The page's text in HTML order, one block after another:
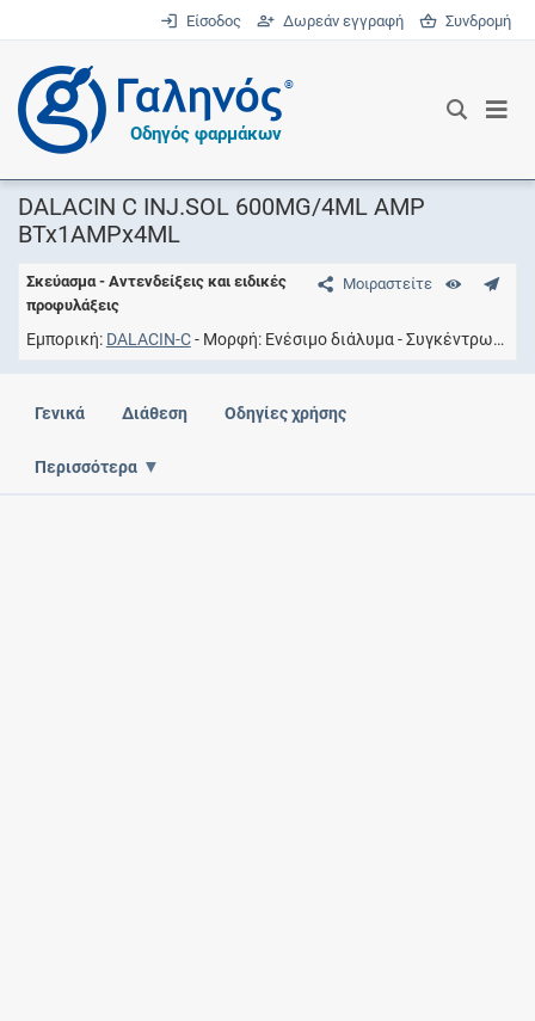
Είσοδος Δωρεάν εγγραφή Συνδρομή
®
Οδηγός φαρμάκων
DALACIN C INJ.SOL 600MG/4ML AMP
BTx1AMPx4ML
Μοιραστείτε
Σκεύασμα - Αντενδείξεις και ειδικές
προφυλάξεις
Εμπορική DALACIN-C Μορφή Eνέσιμο διάλυμα Συγκέντρωση
Γενικά Διάθεση Οδηγίες χρήσης
Περισσότερα